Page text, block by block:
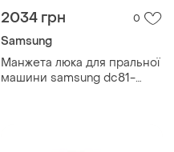
2034 грн 0
Samsung
Манжета люка для пральної
машини samsung dc81-